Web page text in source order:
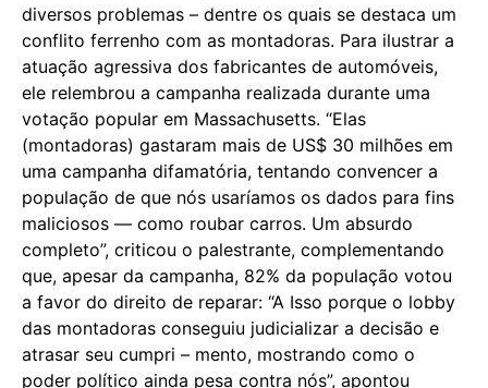
diversos problemas – dentre os quais se destaca um
conflito ferrenho com as montadoras. Para ilustrar a
atuação agressiva dos fabricantes de automóveis,
ele relembrou a campanha realizada durante uma
votação popular em Massachusetts. “Elas
(montadoras) gastaram mais de US$ 30 milhões em
uma campanha difamatória, tentando convencer a
população de que nós usaríamos os dados para fins
maliciosos — como roubar carros. Um absurdo
completo”, criticou o palestrante, complementando
que, apesar da campanha, 82% da população votou
a favor do direito de reparar: “A Isso porque o lobby
das montadoras conseguiu judicializar a decisão e
atrasar seu cumpri – mento, mostrando como o
poder político ainda pesa contra nós”, apontou